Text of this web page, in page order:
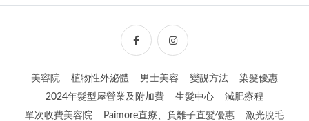
美容院 植物性外泌體 男士美容 變靚方法
染髮優惠
2024年髮型屋營業及附加費
生髮中心
減肥療程
單次收費美容院
Paimore直療、負離子直髮優惠
激光脫毛